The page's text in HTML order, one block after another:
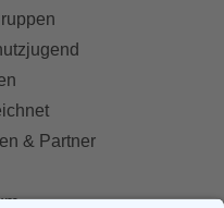
& Partner